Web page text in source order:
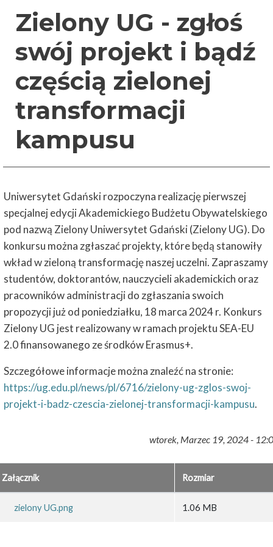
Zielony UG - zgłoś
swój projekt i bądź
częścią zielonej
transformacji
kampusu
Uniwersytet Gdański rozpoczyna realizację pierwszej
specjalnej edycji Akademickiego Budżetu Obywatelskiego
pod nazwą Zielony Uniwersytet Gdański (Zielony UG). Do
konkursu można zgłaszać projekty, które będą stanowiły
wkład w zieloną transformację naszej uczelni. Zapraszamy
studentów, doktorantów, nauczycieli akademickich oraz
pracowników administracji do zgłaszania swoich
propozycji już od poniedziałku, 18 marca 2024 r. Konkurs
Zielony UG jest realizowany w ramach projektu SEA-EU
2.0 finansowanego ze środków Erasmus+.
Szczegółowe informacje można znaleźć na stronie:
https://ug.edu.pl/news/pl/6716/zielony-ug-zglos-swoj-
projekt-i-badz-czescia-zielonej-transformacji-kampusu.
wtorek, Marzec 19, 2024 -
Załącznik Rozmiar
zielony UG.png 1.06 MB